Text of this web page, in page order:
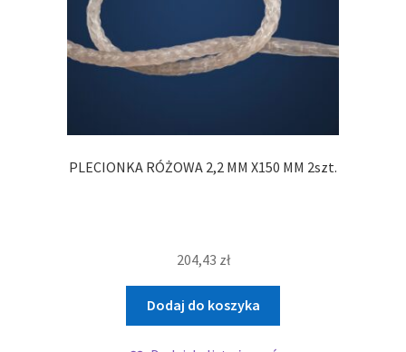
PLECIONKA RÓŻOWA 2,2 MM X150 MM 2szt.
204,43 zł
Dodaj do koszyka